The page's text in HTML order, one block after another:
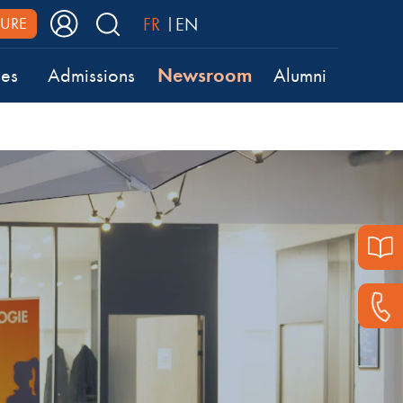
FR EN
Admissions Newsroom Alumni